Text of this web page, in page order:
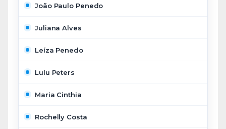
João Paulo Penedo
Juliana Alves
Leíza Penedo
Lulu Peters
Maria Cinthia
Rochelly Costa